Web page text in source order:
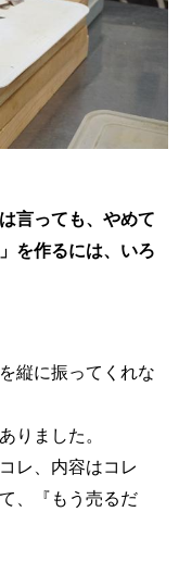
言っても、やめて
を作るには、いろ
縦に振ってくれな
りました。
レ、内容はコレ
、『もう売るだ